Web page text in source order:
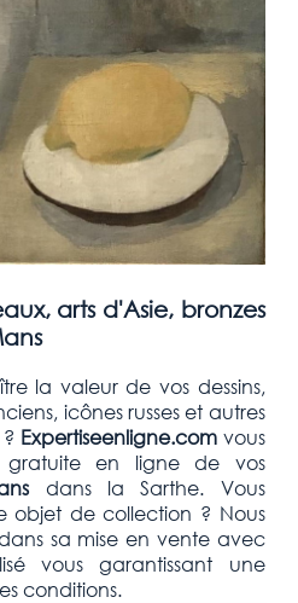
arts d'Asie, bronzes
la valeur de vos dessins,
icônes russes et autres
? Expertiseenligne.comvous
gratuiteen ligne de vos
dans la Sarthe. Vous
objet de collection ? Nous
sa mise en vente avec
vous garantissant une
conditions.